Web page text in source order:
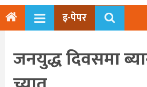
इ-पेपर
जनयुद्ध दिवसमा